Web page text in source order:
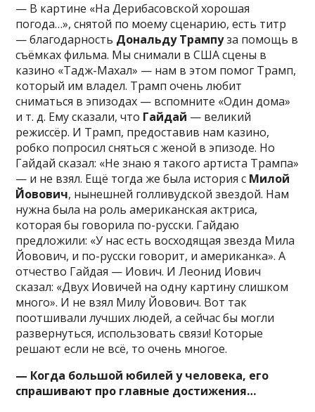
— В картине «На Дерибасовской хорошая
погода…», снятой по моему сценарию, есть титр
— благодарность Дональду Трампуза помощь в
съёмках фильма. Мы снимали в США сцены в
казино «Тадж-Махал» — нам в этом помог Трамп,
который им владел. Трамп очень любит
сниматься в эпизодах — вспомните «Один дома»
и т. д. Ему сказали, что Гайдай — великий
режиссёр. И Трамп, предоставив нам казино,
робко попросил сняться с женой в эпизоде. Но
Гайдай сказал: «Не знаю я такого артиста Трампа»
— и не взял. Ещё тогда же была история с Милой
Йовович, нынешней голливудской звездой. Нам
нужна была на роль американская актриса,
которая бы говорила по-русски. Гайдаю
предложили: «У нас есть восходящая звезда Мила
Йово­вич, и по-русски говорит, и американка». А
отчество Гайдая — Иович. И Леонид Иович
сказал: «Двух Иовичей на одну картину слишком
много». И не взял Милу Йовович. Вот так
поотшивали лучших людей, а сейчас бы могли
развернуться, использовать связи! Которые
решают если не всё, то очень многое.
— Когда большой юбилей у человека, его
спрашивают про главные достижения…